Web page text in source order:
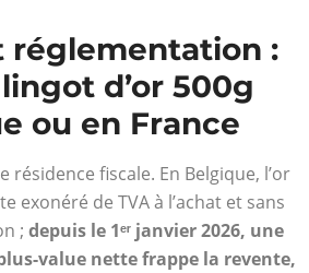
réglementation :
d’or 500g
ou en France
fiscale. En Belgique, l’or
exonéré de TVA à l’achat et sans
; depuis le 1ᵉʳ janvier 2026, une
value nette frappe la revente,